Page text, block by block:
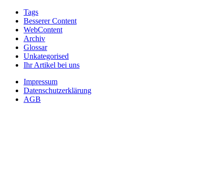
Tags
Besserer Content
WebContent
Archiv
Glossar
Unkategorised
Ihr Artikel bei uns
Impressum
Datenschutzerklärung
AGB